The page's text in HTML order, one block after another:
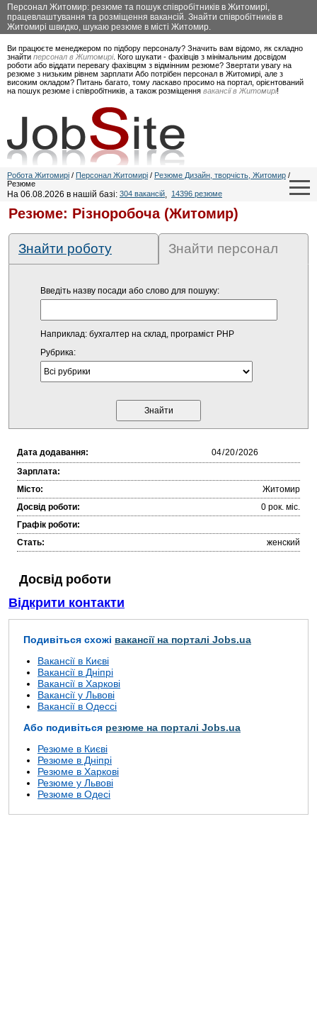
Персонал Житомир: резюме та пошук співробітників в Житомирі,
працевлаштування та розміщення вакансій. Знайти співробітників в
Житомирі швидко, шукаю резюме в місті Житомир.
Ви працюєте менеджером по підбору персоналу? Значить вам відомо, як складно
знайти персонал в Житомирі. Кого шукати - фахівців з мінімальним досвідом
роботи або віддати перевагу фахівцям з відмінним резюме? Звертати увагу на
резюме з низьким рівнем зарплати Або потрібен персонал в Житомирі, але з
високим окладом? Питань багато, тому ласкаво просимо на портал, орієнтований
на пошук резюме і співробітників, а також розміщення вакансії в Житомирі!
Робота Житомирі / Персонал Житомирі / Резюме Дизайн, творчість, Житомир /
Резюме
На 06.08.2026 в нашій базі: 304 вакансій, 14396 резюме
Резюме: Різноробоча (Житомир)
Знайти роботу Знайти персонал
Введіть назву посади або слово для пошуку:
Наприклад: бухгалтер на склад, програміст PHP
Рубрика:
Дата додавання:
Зарплата:
Місто:
Житомир
Досвід роботи:
0 рок. міc.
Графік роботи:
Стать:
женский
Досвід роботи
Відкрити контакти
Подивіться схожі вакансії на порталі Jobs.ua
Вакансії в Києві
Вакансії в Дніпрі
Вакансії в Харкові
Вакансії у Львові
Вакансії в Одессі
Або подивіться резюме на порталі Jobs.ua
Резюме в Києві
Резюме в Дніпрі
Резюме в Харкові
Резюме у Львові
Резюме в Одесі